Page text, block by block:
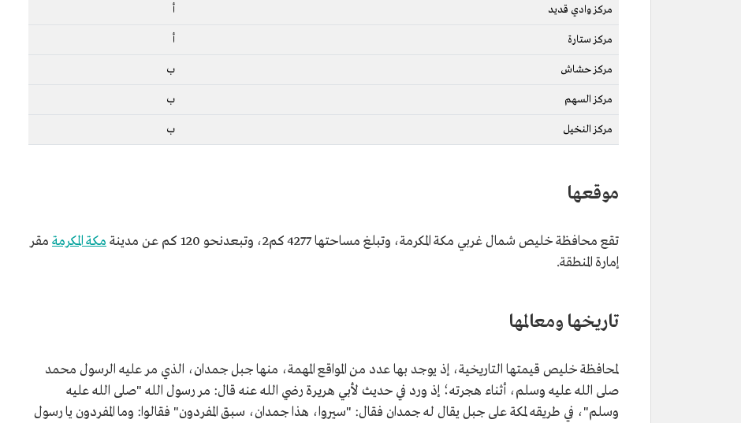
مركز وادي قديد أ
مركز ستارة أ
مركز حشاش ب
مركز السهم ب
مركز النخيل ب
موقعها
تقع محافظة خليص شمال غربي مكة المكرمة، وتبلغ مساحتها 4277 كم2، وتبعدنحو 120 كم عن مدينة مكة المكرمة مقر
إمارة المنطقة.
تاريخها ومعالمها
لمحافظة خليص قيمتها التاريخية، إذ يوجد بها عدد من المواقع المهمة، منها جبل جمدان، الذي مر عليه الرسول محمد
صلى الله عليه وسلم، أثناء هجرته؛ إذ ورد في حديث لأبي هريرة رضي الله عنه قال: مر رسول الله "صلى الله عليه
وسلم"، في طريقه لمكة على جبل يقال له جمدان فقال: "سيروا، هذا جمدان، سبق المفردون" فقالوا: وما المفردون يا رسول